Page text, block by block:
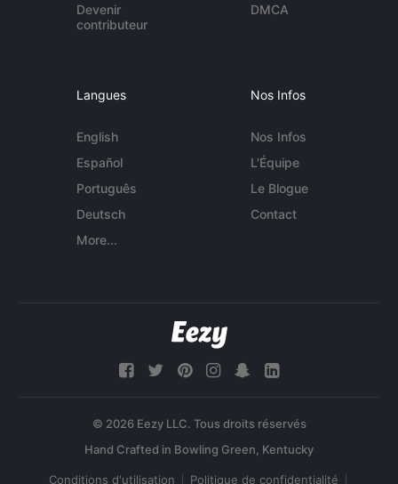
Devenir
contributeur
DMCA
Langues
English
Español
Português
Deutsch
More...
Nos Infos
Nos Infos
L'Équipe
Le Blogue
Contact
© 2026 Eezy LLC. Tous droits réservés
Conditions d'utilisation Politique de confidentialité